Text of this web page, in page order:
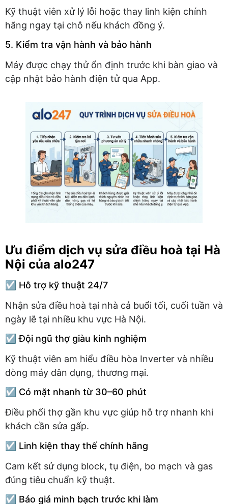
Kỹ thuật viên xử lý lỗi hoặc thay linh kiện chính
hãng ngay tại chỗ nếu khách đồng ý.
5. Kiểm tra vận hành và bảo hành
Máy được chạy thử ổn định trước khi bàn giao và
cập nhật bảo hành điện tử qua App.
Ưu điểm dịch vụ sửa điều hoà tại Hà
Nội của alo247
☑️ Hỗ trợ kỹ thuật 24/7
Nhận sửa điều hoà tại nhà cả buổi tối, cuối tuần và
ngày lễ tại nhiều khu vực Hà Nội.
☑️ Đội ngũ thợ giàu kinh nghiệm
Kỹ thuật viên am hiểu điều hòa Inverter và nhiều
dòng máy dân dụng, thương mại.
☑️ Có mặt nhanh từ 30–60 phút
Điều phối thợ gần khu vực giúp hỗ trợ nhanh khi
khách cần sửa gấp.
☑️ Linh kiện thay thế chính hãng
Cam kết sử dụng block, tụ điện, bo mạch và gas
đúng tiêu chuẩn kỹ thuật.
☑️ Báo giá minh bạch trước khi làm